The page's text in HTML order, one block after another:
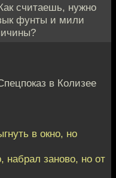
считаешь, нужно
фунты и мили
в Колизее
в окно, но
набрал заново, но от